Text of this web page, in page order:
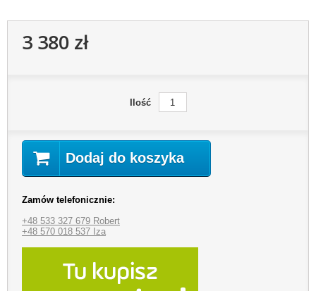
3 380 zł
Ilość
Dodaj do koszyka
Zamów telefonicznie:
+48 533 327 679 Robert
+48 570 018 537 Iza